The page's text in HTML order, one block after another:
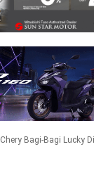
Chery Bagi-Bagi Lucky Dip Miliaran